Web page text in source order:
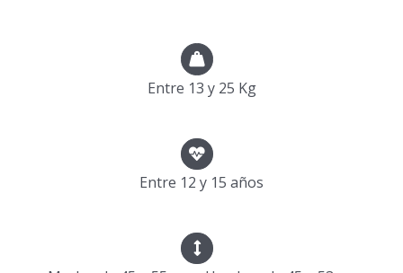
Entre 13 y 25 Kg
Entre 12 y 15 años